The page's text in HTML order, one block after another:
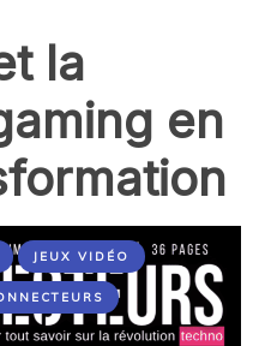
la
en
JEUX VIDÉO